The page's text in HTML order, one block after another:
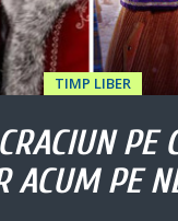
TIMP LIBER
PE
ACUM PE